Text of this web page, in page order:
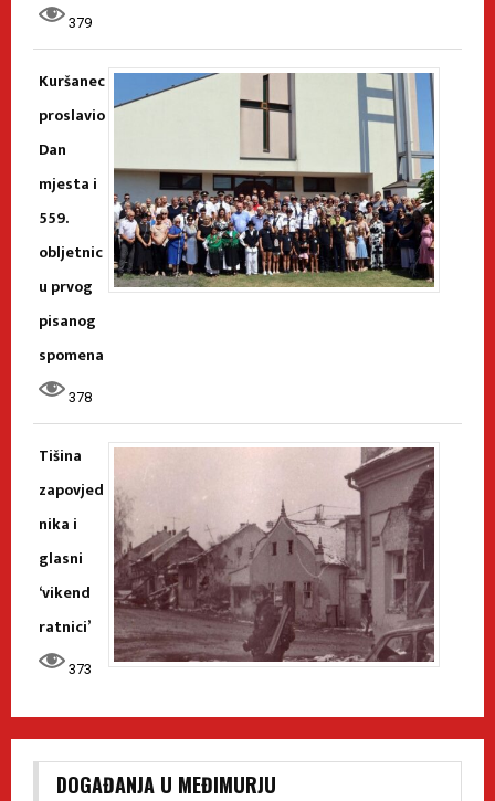
379
Kuršanec
proslavio
Dan
mjesta i
559.
obljetnic
u prvog
pisanog
spomena
378
Tišina
zapovjed
nika i
glasni
‘vikend
ratnici’
373
DOGAĐANJA U MEĐIMURJU